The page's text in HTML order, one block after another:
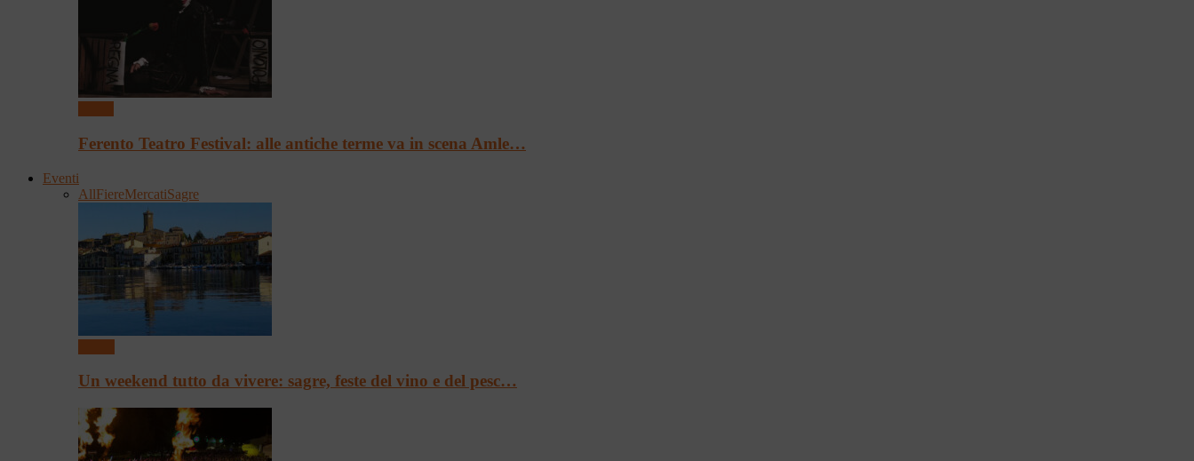
Ferento Teatro Festival: alle antiche terme va in scena Amle…
Eventi
AllFiereMercatiSagre
Un weekend tutto da vivere: sagre, feste del vino e del pesc…